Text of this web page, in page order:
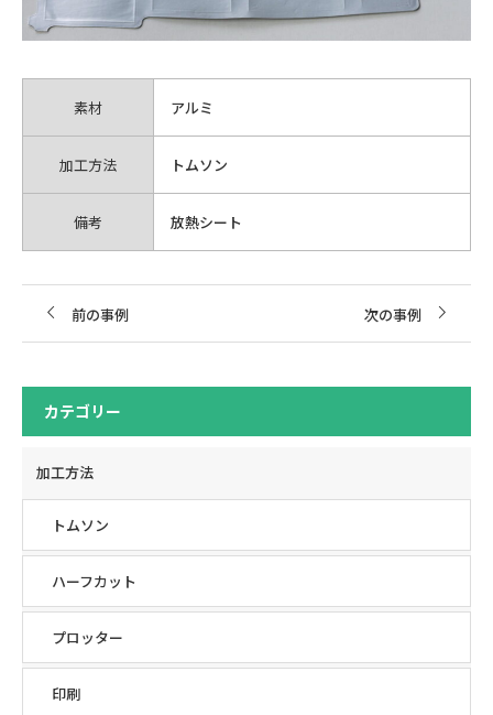
素材 アルミ
加工方法 トムソン
備考 放熱シート
前の事例 次の事例
カテゴリー
加工方法
トムソン
ハーフカット
プロッター
印刷